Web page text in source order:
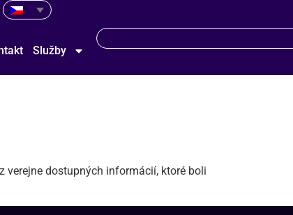
Služby
verejne dostupných informácií, ktoré boli